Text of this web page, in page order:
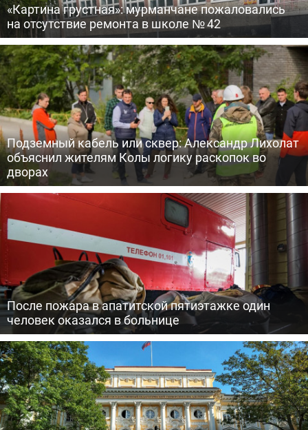
«Картина грустная»: мурманчане пожаловались
на отсутствие ремонта в школе № 42
Подземный кабель или сквер: Александр Лихолат
объяснил жителям Колы логику раскопок во
дворах
После пожара в апатитской пятиэтажке один
человек оказался в больнице